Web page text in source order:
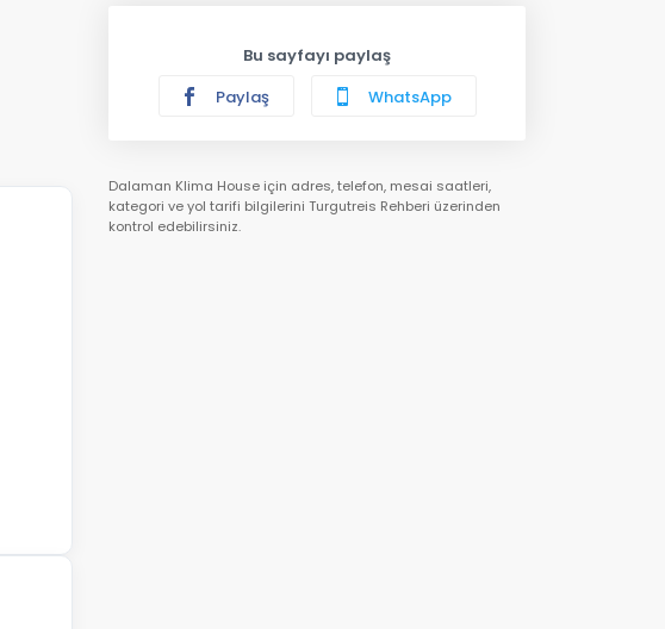
Bu sayfayı paylaş
Paylaş
WhatsApp
Dalaman Klima House için adres, telefon, mesai saatleri,
kategori ve yol tarifi bilgilerini Turgutreis Rehberi üzerinden
kontrol edebilirsiniz.